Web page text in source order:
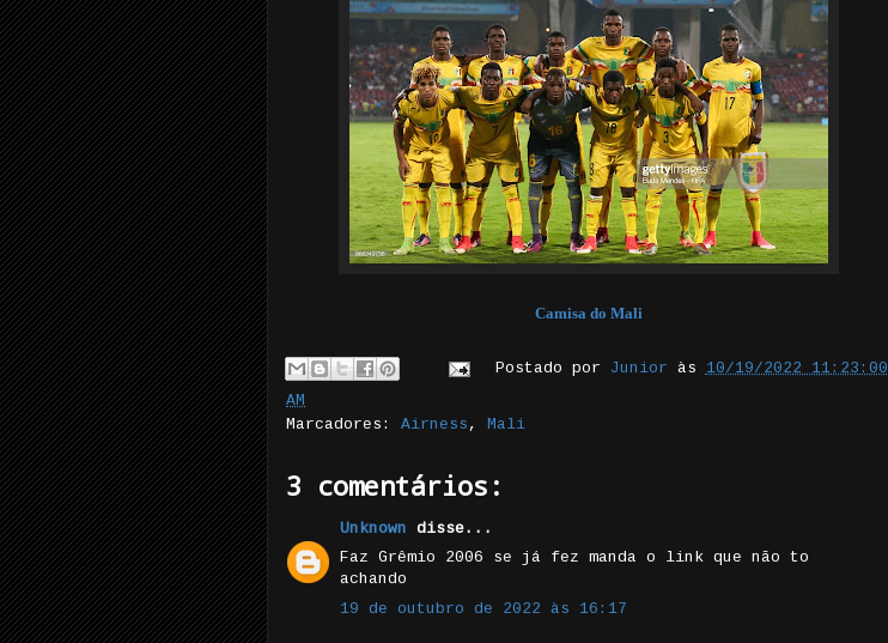
Camisa do Mali
Postado por Junior às 10/19/2022 11:23:00
AM
Marcadores: Airness , Mali
3 comentários:
Unknown disse...
Faz Grêmio 2006 se já fez manda o link que não to
achando
19 de outubro de 2022 às 16:17